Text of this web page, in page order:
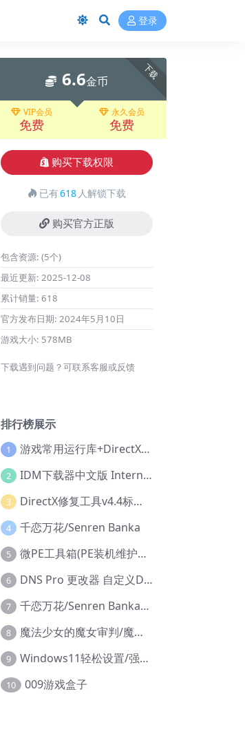
登录
下载
6.6金币
VIP会员
免费
永久会员
免费
购买下载权限
已有618 人解锁下载
购买官方正版
包含资源: (5个)
最近更新: 2025-12-08
累计销量: 618
官方发布日期: 2024年5月10日
游戏大小: 578MB
下载遇到问题？可联系客服或反馈
排行榜展示
1 游戏常用运行库+DirectX修复增强版
2 IDM下载器中文版 Internet Download Manager v6.42.36 IDM
3 DirectX修复工具v4.4标准版+增强版+在线修复版
4 千恋万花/Senren Banka
5 微PE工具箱(PE装机维护工具) v2.3官方正式版
6 DNS Pro 更改器 自定义DNS修改
7 千恋万花/Senren Banka/安卓版
8 魔法少女的魔女审判/魔法少女ノ魔女裁判
9 Windows11轻松设置/强力禁止WD等/兼容Win10
10 009游戏盒子